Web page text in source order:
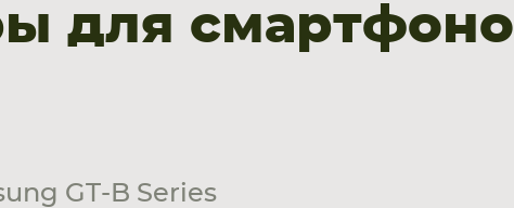
5 мин. ходьбы от ст.м.
“Семеновская”
для
GT-B Series